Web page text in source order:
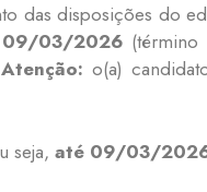
das disposições do
09/03/2026 (término
Atenção: o(a)
seja, até 09/03/